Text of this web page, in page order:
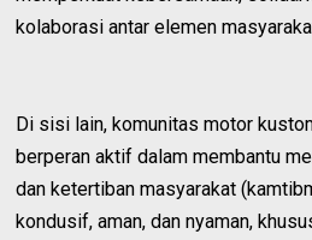
kolaborasi antar elemen
Di sisi lain, komunitas motor
berperan aktif dalam membantu
dan ketertiban masyarakat
kondusif, aman, dan nyaman,